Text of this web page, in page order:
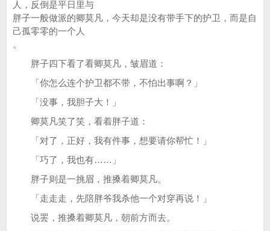
人，反倒是平日里与
胖子一般做派的卿莫凡，今天却是没有带手下的护卫，而是自
己孤零零的一个人
。
胖子四下看了看卿莫凡，皱眉道：
「你怎么连个护卫都不带，不怕出事啊？」
「没事，我胆子大！」
卿莫凡笑了笑，看着胖子道：
「对了，正好，我有件事，想要请你帮忙！」
「巧了，我也有……」
胖子则是一挑眉，推搡着卿莫凡。
「走走走，先陪胖爷我杀他一个对穿再说！」
说罢，推搡着卿莫凡，朝前方而去。